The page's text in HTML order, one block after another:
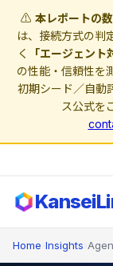
⚠️ 本レポートの
は、接続方式の判
く
「エージェント
の性能・信頼性を
初期シード／自動
ス公式を
Home Insights